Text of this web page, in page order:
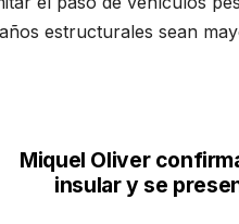
estructurales sean
Miquel Oliver
insular y se